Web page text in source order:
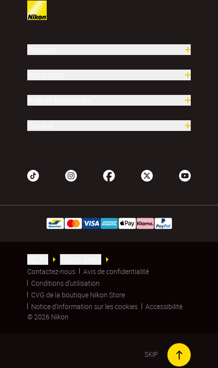
Contactez-nous
Avis de confidentialité
Conditions d’utilisation
CVG de la boutique Nikon Store
Notice d’information sur les cookies
Accessibilité
© 2026 Nikon
SKIP